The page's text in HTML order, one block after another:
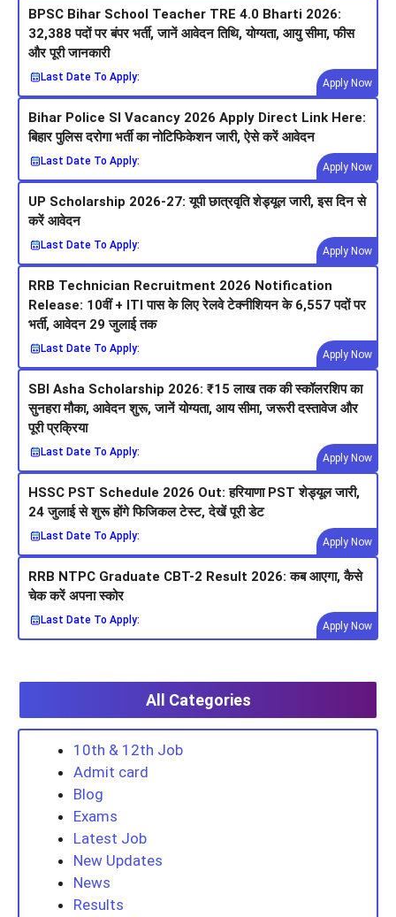
BPSC Bihar School Teacher TRE 4.0 Bharti 2026:
32,388 पदों पर बंपर भर्ती, जानें आवेदन तिथि, योग्यता, आयु सीमा, फीस
और पूरी जानकारी
Last Date To Apply:
Apply Now
Bihar Police SI Vacancy 2026 Apply Direct Link Here:
बिहार पुलिस दरोगा भर्ती का नोटिफिकेशन जारी, ऐसे करें आवेदन
Last Date To Apply:
Apply Now
UP Scholarship 2026-27: यूपी छात्रवृति शेड्यूल जारी, इस दिन से
करें आवेदन
Last Date To Apply:
Apply Now
RRB Technician Recruitment 2026 Notification
Release: 10वीं + ITI पास के लिए रेलवे टेक्नीशियन के 6,557 पदों पर
भर्ती, आवेदन 29 जुलाई तक
Last Date To Apply:
Apply Now
SBI Asha Scholarship 2026: ₹15 लाख तक की स्कॉलरशिप का
सुनहरा मौका, आवेदन शुरू, जानें योग्यता, आय सीमा, जरूरी दस्तावेज और
पूरी प्रक्रिया
Last Date To Apply:
Apply Now
HSSC PST Schedule 2026 Out: हरियाणा PST शेड्यूल जारी,
24 जुलाई से शुरू होंगे फिजिकल टेस्ट, देखें पूरी डेट
Last Date To Apply:
Apply Now
RRB NTPC Graduate CBT-2 Result 2026: कब आएगा, कैसे
चेक करें अपना स्कोर
Last Date To Apply:
Apply Now
All Categories
10th & 12th Job
Admit card
Blog
Exams
Latest Job
New Updates
News
Results